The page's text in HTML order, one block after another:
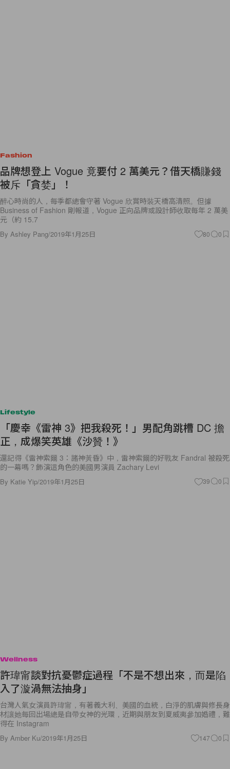
Fashion
品牌想登上 Vogue 竟要付 2 萬美元？借天橋賺錢
被斥「貪婪」！
醉心時尚的人，每季都總會守著 Vogue 欣賞時裝天橋高清照。但據
Business of Fashion 剛報道，Vogue 正向品牌或設計師收取每年 2 萬美
元（約 15.7
By Ashley Pang/2019年1月25日 80 0
Lifestyle
「慶幸《雷神 3》把我殺死！」男配角跳槽 DC 擔
正，成爆笑英雄《沙贊！》
還記得《雷神索爾 3：諸神黃昏》中，雷神索爾的好戰友 Fandral 被殺死
的一幕嗎？飾演這角色的美國男演員 Zachary Levi
By Katie Yip/2019年1月25日 39 0
Wellness
許瑋甯談對抗憂鬱症過程「不是不想出來，而是陷
入了漩渦無法抽身」
台灣人氣女演員許瑋甯，有著義大利、美國的血統，白淨的肌膚與修長身
材讓她每回出場總是自帶女神的光環，近期與朋友到夏威夷參加婚禮，難
得在 Instagram
By Amber Ku/2019年1月25日 147 0